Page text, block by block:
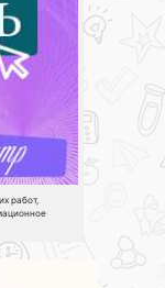
работ,